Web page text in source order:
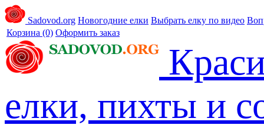
Sadovod.org Новогодние елки Выбрать елку по видео
Корзина (0) Оформить заказ
елки, пихты и